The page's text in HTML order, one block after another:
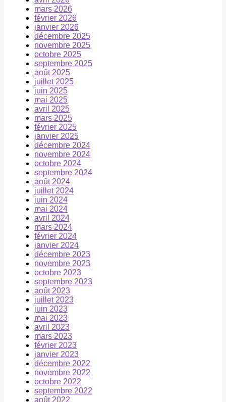
mars 2026
février 2026
janvier 2026
décembre 2025
novembre 2025
octobre 2025
septembre 2025
août 2025
juillet 2025
juin 2025
mai 2025
avril 2025
mars 2025
février 2025
janvier 2025
décembre 2024
novembre 2024
octobre 2024
septembre 2024
août 2024
juillet 2024
juin 2024
mai 2024
avril 2024
mars 2024
février 2024
janvier 2024
décembre 2023
novembre 2023
octobre 2023
septembre 2023
août 2023
juillet 2023
juin 2023
mai 2023
avril 2023
mars 2023
février 2023
janvier 2023
décembre 2022
novembre 2022
octobre 2022
septembre 2022
août 2022